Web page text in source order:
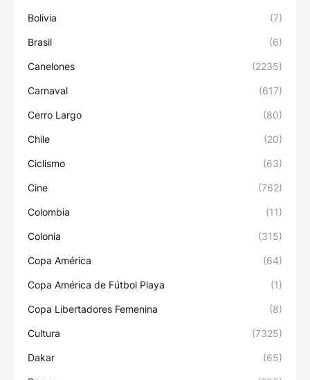
Bolivia (7)
Brasil (6)
Canelones (2235)
Carnaval (617)
Cerro Largo (80)
Chile (20)
Ciclismo (63)
Cine (762)
Colombia (11)
Colonia (315)
Copa América (64)
Copa América de Fútbol Playa (1)
Copa Libertadores Femenina (8)
Cultura (7325)
Dakar (65)